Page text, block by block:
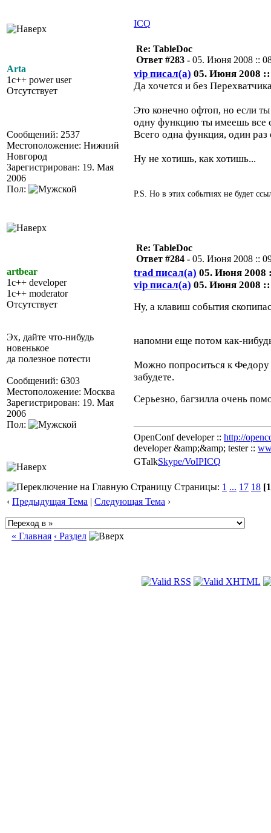
ICQ
Arta
1c++ power user
Отсутствует
Сообщений: 2537
Местоположение: Нижний
Новгород
Зарегистрирован: 19. Мая
2006
Пол:
Re: TableDoc
Ответ #283 - 05. Июня 2008 ::
vip писал(а) 05. Июня 2008
Да хочется и без
Это конечно офтоп, но если
одну функцию ты имеешь все
Всего одна функция, один раз
Ну не хотишь, как хотишь...
P.S. Но в этих событиях не будет
artbear
1c++ developer
1c++ moderator
Отсутствует
Эх, дайте что-нибудь
новенькое
да полезное потести
Сообщений: 6303
Местоположение: Москва
Зарегистрирован: 19. Мая
2006
Пол:
Re: TableDoc
Ответ #284 - 05. Июня 2008 ::
trad писал(а) 05. Июня 2008
vip писал(а) 05. Июня 2008
Ну, а клавиш события
напомни еще потом как-
Можно попроситься к Федору
забудете.
Серьезно, багзилла очень
OpenConf developer :: http://
developer &amp;&amp; tester ::
GTalkSkype/VoIPICQ
Страницы: 1 ... 17 18
‹ Предыдущая Тема | Следующая Тема ›
« Главная ‹ Раздел